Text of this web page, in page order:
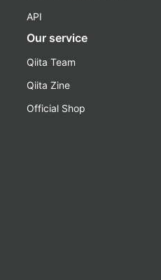
API
Our service
Qiita Team
Qiita Zine
Official Shop